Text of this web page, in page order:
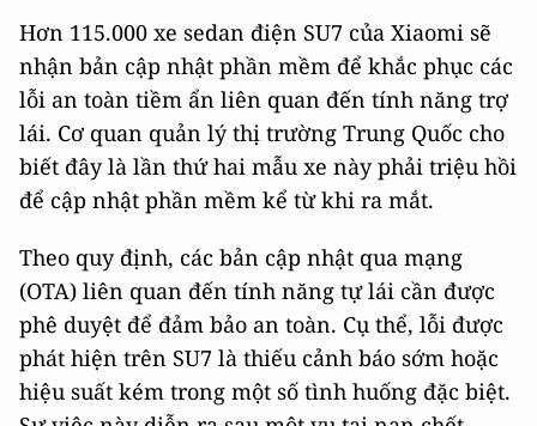
Hơn 115.000 xe sedan điện SU7 của Xiaomi sẽ
nhận bản cập nhật phần mềm để khắc phục các
lỗi an toàn tiềm ẩn liên quan đến tính năng trợ
lái. Cơ quan quản lý thị trường Trung Quốc cho
biết đây là lần thứ hai mẫu xe này phải triệu hồi
để cập nhật phần mềm kể từ khi ra mắt.
Theo quy định, các bản cập nhật qua mạng
(OTA) liên quan đến tính năng tự lái cần được
phê duyệt để đảm bảo an toàn. Cụ thể, lỗi được
phát hiện trên SU7 là thiếu cảnh báo sớm hoặc
hiệu suất kém trong một số tình huống đặc biệt.